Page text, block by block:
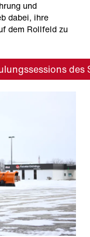
und
dabei, ihre
dem Rollfeld zu
des